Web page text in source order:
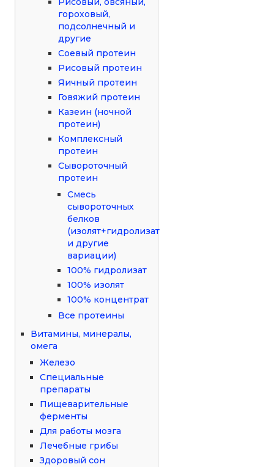
гороховый,
подсолнечный и
другие
Соевый протеин
Рисовый протеин
Яичный протеин
Говяжий протеин
Казеин (ночной
протеин)
Комплексный
протеин
Сывороточный
протеин
Смесь
сывороточных
белков
(изолят+гидролизат
и другие
вариации)
100% гидролизат
100% изолят
100% концентрат
Все протеины
Витамины, минералы,
омега
Железо
Специальные
препараты
Пищеварительные
ферменты
Для работы мозга
Лечебные грибы
Здоровый сон